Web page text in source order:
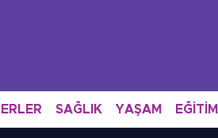
SAĞLIK YAŞAM EĞİTİM